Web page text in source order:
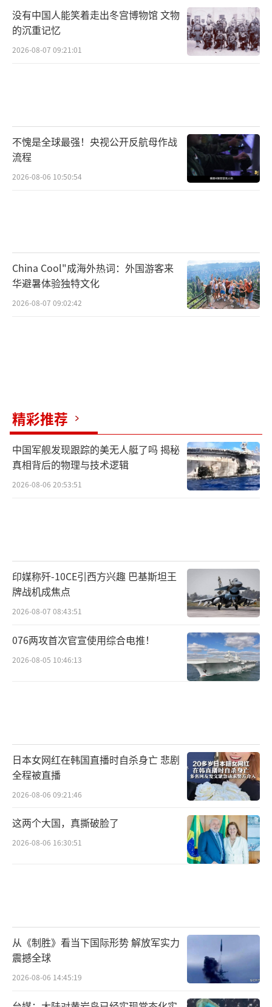
没有中国人能笑着走出冬宫博物馆 文物
的沉重记忆
2026-08-07 09:21:01
不愧是全球最强！央视公开反航母作战
流程
2026-08-06 10:50:54
China Cool"成海外热词：外国游客来
华避暑体验独特文化
2026-08-07 09:02:42
精彩推荐
中国军舰发现跟踪的美无人艇了吗 揭秘
真相背后的物理与技术逻辑
2026-08-06 20:53:51
印媒称歼-10CE引西方兴趣 巴基斯坦王
牌战机成焦点
2026-08-07 08:43:51
076两攻首次官宣使用综合电推！
2026-08-05 10:46:13
日本女网红在韩国直播时自杀身亡 悲剧
全程被直播
2026-08-06 09:21:46
这两个大国，真撕破脸了
2026-08-06 16:30:51
从《制胜》看当下国际形势 解放军实力
震撼全球
2026-08-06 14:45:19